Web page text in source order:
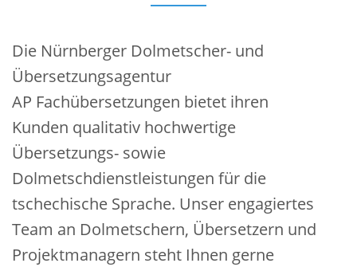
Die Nürnberger Dolmetscher- und
Übersetzungsagentur
AP Fachübersetzungen bietet ihren
Kunden qualitativ hochwertige
Übersetzungs- sowie
Dolmetschdienstleistungen für die
tschechische Sprache. Unser engagiertes
Team an Dolmetschern, Übersetzern und
Projektmanagern steht Ihnen gerne